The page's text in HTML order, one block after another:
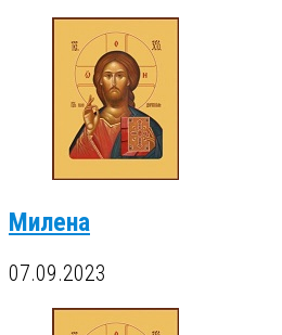
Милена
07.09.2023